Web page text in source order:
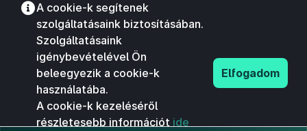
A cookie-k segítenek
szolgáltatásaink biztosításában.
Szolgáltatásaink
igénybevételével Ön
beleegyezik a cookie-k
használatába.
A cookie-k kezeléséről
részletesebb információt ide
Elfogadom